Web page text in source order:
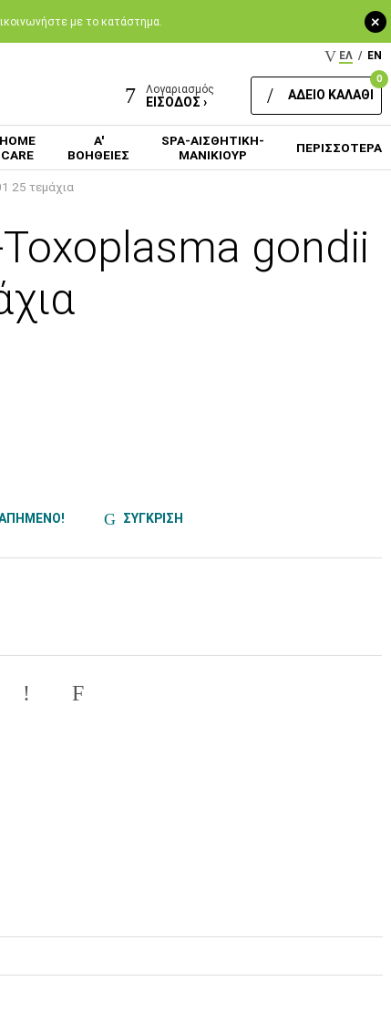
+
με το κατάστημα.
ΕΛ / EN
Λογαριασμός
ΕΙΣΟΔΟΣ ›
0
ΑΔΕΙΟ ΚΑΛΑΘΙ
HOME
CARE
Α'
ΒΟΗΘΕΙΕΣ
SPA-ΑΙΣΘΗΤΙΚΗ-
ΜΑΝΙΚΙΟΥΡ
ΠΕΡΙΣΣΟΤΕΡΑ
25 τεμάχια
Toxoplasma gondii
ΣΥΓΚΡΙΣΗ